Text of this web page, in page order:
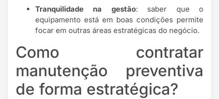
Tranquilidade na gestão: saber que o
equipamento está em boas condições permite
focar em outras áreas estratégicas do negócio.
Como contratar
manutenção preventiva
de forma estratégica?